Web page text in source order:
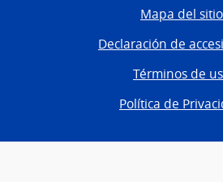
Mapa del sitio
Declaración de
Términos de
Política de